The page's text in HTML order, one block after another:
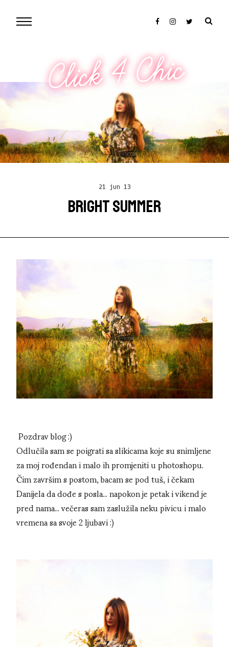
Click 4 Chic
21 jun 13
BRIGHT SUMMER
Pozdrav blog :)
Odlučila sam se poigrati sa slikicama koje su snimljene
za moj rođendan i malo ih promjeniti u photoshopu.
Čim završim s postom, bacam se pod tuš, i čekam
Danijela da dođe s posla... napokon je petak i vikend je
pred nama... večeras sam zaslužila neku pivicu i malo
vremena sa svoje 2 ljubavi :)